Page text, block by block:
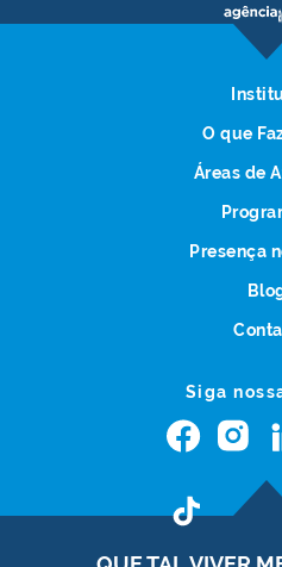
O que
Áreas de
Presença
Siga